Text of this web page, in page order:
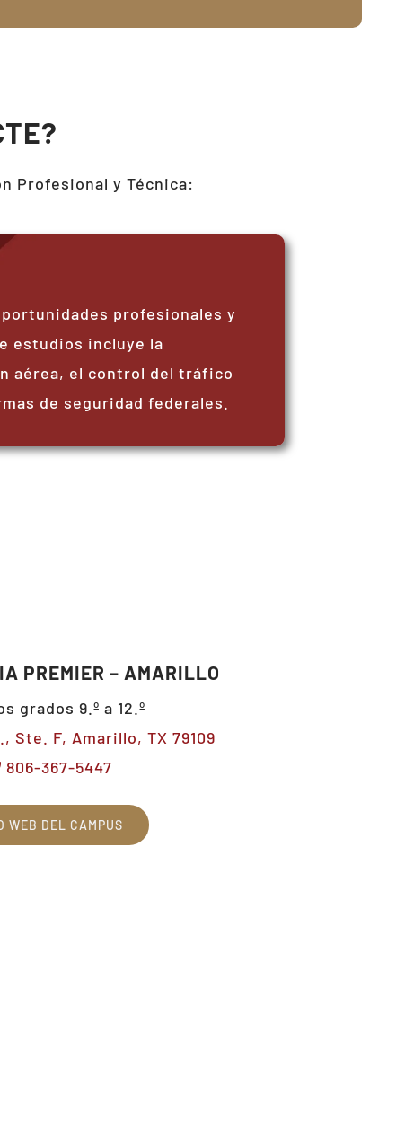
Profesional y Técnica:
profesionales y
estudios incluye la
aérea, el control del tráfico
de seguridad federales.
PREMIER – AMARILLO
grados 9.º a 12.º
Ste. F, Amarillo, TX 79109
806-367-5447
WEB DEL CAMPUS